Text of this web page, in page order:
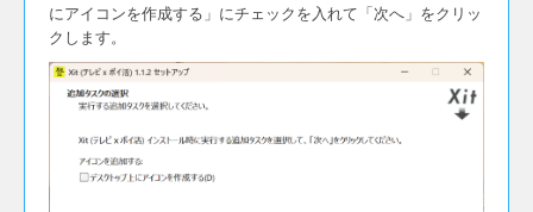
にアイコンを作成する」にチェックを入れて「次へ」をクリッ
クします。